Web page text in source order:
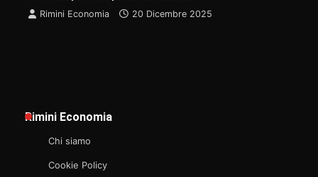
Rimini Economia
20 Dicembre 2025
Rimini Economia
Chi siamo
Cookie Policy